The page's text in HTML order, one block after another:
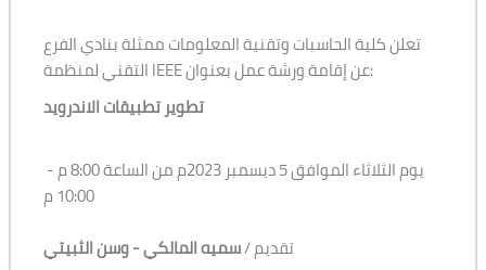
تعلن كلية الحاسبات وتقنية المعلومات ممثلة بنادي الفرع
التقني لمنظمة IEEE عن إقامة ورشة عمل بعنوان:
تطوير تطبيقات الاندرويد
10:00 م
تقديم /سميه المالكي - وسن الثبيتي